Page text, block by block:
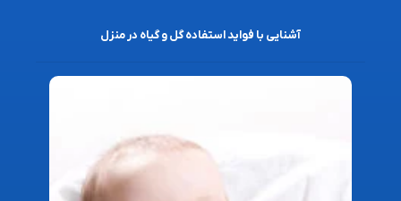
آشنایی با فواید استفاده گل و گیاه در منزل